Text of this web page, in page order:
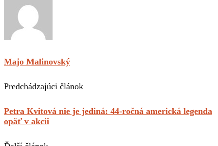
Majo Malinovský
Predchádzajúci článok
Petra Kvitová nie je jediná: 44-ročná americká legenda
opäť v akcii